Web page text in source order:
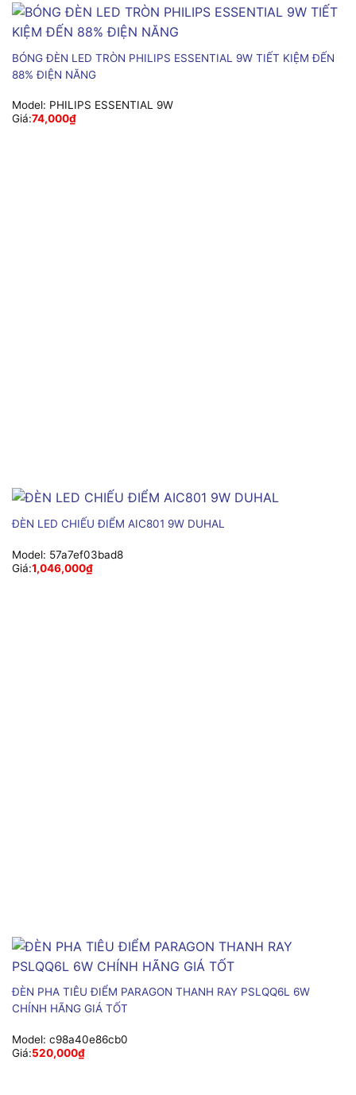
BÓNG ĐÈN LED TRÒN PHILIPS ESSENTIAL 9W TIẾT KIỆM ĐẾN
88% ĐIỆN NĂNG
Model: PHILIPS ESSENTIAL 9W
Giá:74,000₫
ĐÈN LED CHIẾU ĐIỂM AIC801 9W DUHAL
Model: 57a7ef03bad8
Giá:1,046,000₫
ĐÈN PHA TIÊU ĐIỂM PARAGON THANH RAY PSLQQ6L 6W
CHÍNH HÃNG GIÁ TỐT
Model: c98a40e86cb0
Giá:520,000₫